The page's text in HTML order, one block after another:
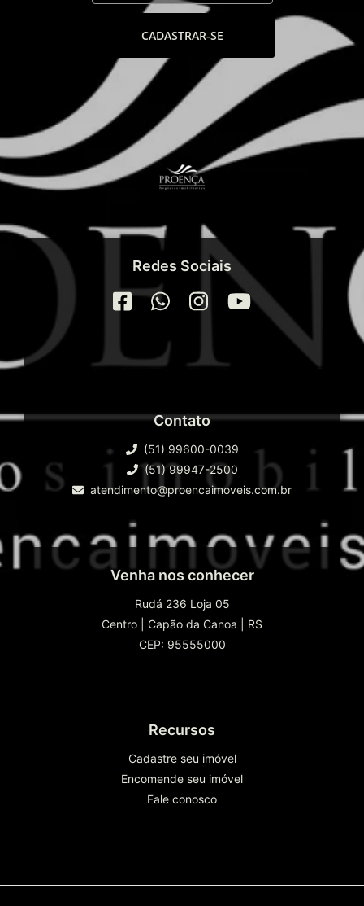
CADASTRAR-SE
Redes Sociais
Contato
(51) 99600-0039
(51) 99947-2500
atendimento@proencaimoveis.com.br
Venha nos conhecer
Rudá 236 Loja 05
Centro
Capão da Canoa
RS
CEP: 95555000
Recursos
Cadastre seu imóvel
Encomende seu imóvel
Fale conosco